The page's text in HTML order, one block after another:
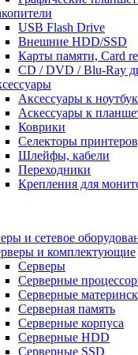
USB Flash Drive
Внешние HDD/SSD
Карты памяти, Card
CD / DVD / Blu-Ray
Аксессуары к
Аскессуары к
Коврики
Селекторы
Шлейфы, кабели
Переходники
Крепления для
и сетевое
и комплектующие
Серверы
Серверные
Серверные
Серверная память
Серверные корпуса
Серверные HDD
Серверные SSD